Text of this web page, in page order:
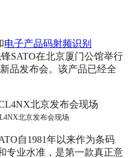
电子产品码射频识别
SATO在北京厦门公馆举行
品发布会。该产品已经全
北京发布会现场
自1981年以来作为条码
专业水准，是第一款真正意